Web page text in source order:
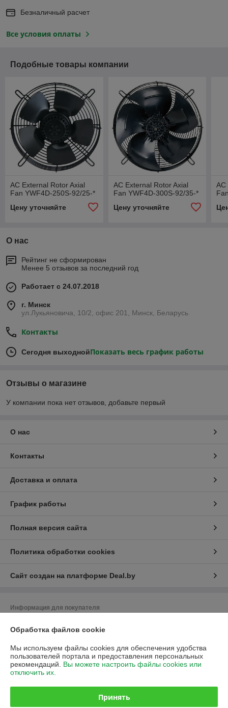
Безналичный расчет
Все условия оплаты
Подобные товары компании
AC External Rotor Axial
Fan YWF4D-250S-92/25-*
Цену уточняйте
AC External Rotor Axial
Fan YWF4D-300S-92/35-*
Цену уточняйте
AC
О нас
Рейтинг не сформирован
Менее 5 отзывов за последний год
Работает с 24.07.2018
г. Минск
ул.Лукьяновича, 10/2, офис 201, Минск, Беларусь
Контакты
Сегодня выходнойПоказать весь график работы
Отзывы о магазине
У компании пока нет отзывов, добавьте первый
О нас
Контакты
Доставка и оплата
График работы
Полная версия сайта
Политика обработки cookies
Сайт создан на платформе Deal.by
Информация для покупателя
«Промышленные вентиляторы и компоненты»
помещение 813
Регистрационный номер ЕГР: 193626481
Регистрационный орган: Минский горисполком
Обработка файлов cookie
Мы используем файлы cookies для обеспечения удобства
пользователей портала и предоставления персональных
рекомендаций. Вы можете настроить файлы cookies или
отключить их.
Принять